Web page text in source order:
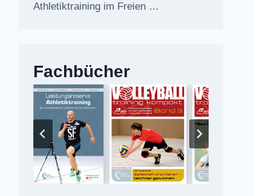
Athletiktraining im Freien …
Fachbücher